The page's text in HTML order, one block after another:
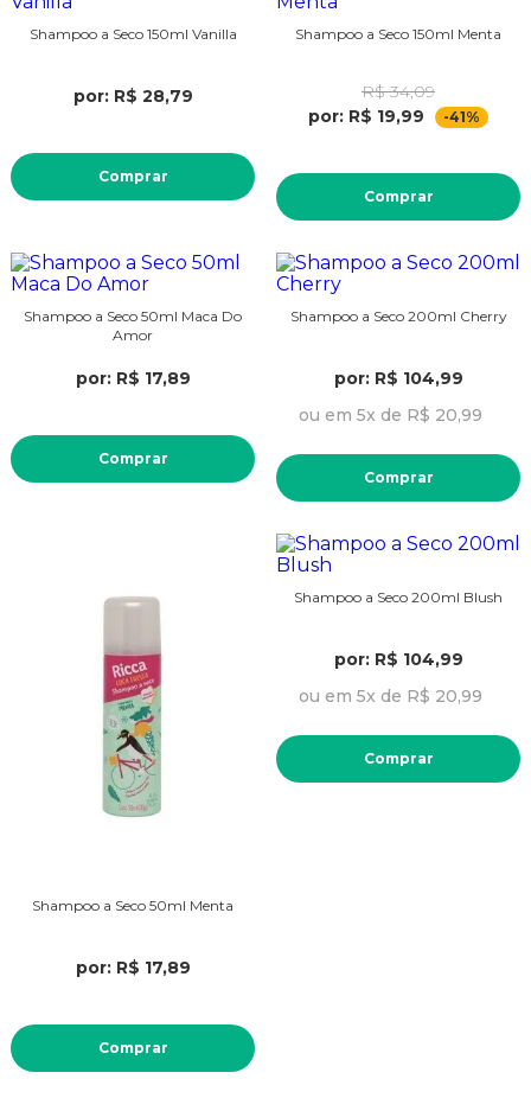
Shampoo a Seco 150ml Vanilla
por: R$ 28,79
Comprar
Shampoo a Seco 150ml Menta
R$ 34,09
por: R$ 19,99
-41%
Comprar
Shampoo a Seco 50ml Maca Do
Amor
por: R$ 17,89
Comprar
Shampoo a Seco 200ml Cherry
por: R$ 104,99
ou em 5x de R$ 20,99
Comprar
Shampoo a Seco 50ml Menta
por: R$ 17,89
Comprar
Shampoo a Seco 200ml Blush
por: R$ 104,99
ou em 5x de R$ 20,99
Comprar